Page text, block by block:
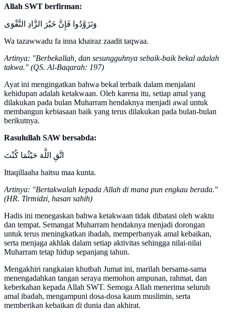
Allah SWT berfirman:
وَتَزَوَّدُوا فَإِنَّ خَيْرَ الزَّادِ التَّقْوَى
Wa tazawwadu fa inna khairaz zaadit taqwaa.
Artinya: "Berbekallah, dan sesungguhnya sebaik-baik bekal adalah
takwa." (QS. Al-Baqarah: 197)
Ayat ini mengingatkan bahwa bekal terbaik dalam menjalani
kehidupan adalah ketakwaan. Oleh karena itu, setiap amal yang
dilakukan pada bulan Muharram hendaknya menjadi awal untuk
membangun kebiasaan baik yang terus dilakukan pada bulan-bulan
berikutnya.
Rasulullah SAW bersabda:
اتَّقِ اللَّهَ حَيْثُمَا كُنْتَ
Ittaqillaaha haitsu maa kunta.
Artinya: "Bertakwalah kepada Allah di mana pun engkau berada."
(HR. Tirmidzi, hasan sahih)
Hadis ini menegaskan bahwa ketakwaan tidak dibatasi oleh waktu
dan tempat. Semangat Muharram hendaknya menjadi dorongan
untuk terus meningkatkan ibadah, memperbanyak amal kebaikan,
serta menjaga akhlak dalam setiap aktivitas sehingga nilai-nilai
Muharram tetap hidup sepanjang tahun.
Mengakhiri rangkaian khutbah Jumat ini, marilah bersama-sama
menengadahkan tangan seraya memohon ampunan, rahmat, dan
keberkahan kepada Allah SWT. Semoga Allah menerima seluruh
amal ibadah, mengampuni dosa-dosa kaum muslimin, serta
memberikan kebaikan di dunia dan akhirat.